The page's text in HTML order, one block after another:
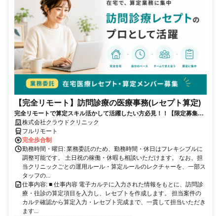
【完全リモート】訪問診療の医療事務(レセプト算定)
完全リモートで算定スキル活かして活躍したい方必見！！【限定募集】
完全リモート｜在宅医療レセプト算定（成果報酬型／業務委託）
株式会社クラウドクリニック
フルリモート
完全歩合制
勤務時間・曜日: 業務委託のため、勤務時間・休日はフレキシブルに
調整可能です。 土日祝の稼働・休暇も相談いただけます。 なお、担
当クリニックごとの運用ルール・算定ルールのレクチャーを、一部ス
タッフの...
仕事内容: ■ 仕事内容 電子カルテに入力された情報をもとに、訪問診
療・往診の算定項目を入力し、レセプトを作成します。 担当案件の
カルテ確認から算定入力・レセプト完成まで、一貫して担当いただき
ます...